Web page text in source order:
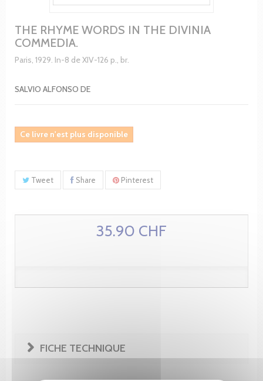
THE RHYME WORDS IN THE DIVINIA
COMMEDIA.
Paris, 1929. In-8 de XIV-126 p., br.
SALVIO ALFONSO DE
Ce livre n'est plus disponible
Tweet Share Pinterest
35.90 CHF
FICHE TECHNIQUE